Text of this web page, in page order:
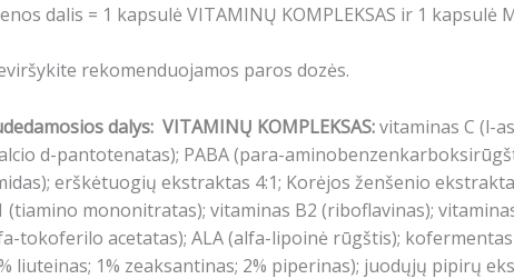
dalis = 1 kapsulė VITAMINŲ KOMPLEKSAS ir 1 kapsulė
rekomenduojamos paros dozės.
dalys: VITAMINŲ KOMPLEKSAS:vitaminas C (l-
d-pantotenatas); PABA (para-
erškėtuogių ekstraktas 4:1; Korėjos ženšenio
(tiamino mononitratas); vitaminas B2 (riboflavinas);
tokoferilo acetatas); ALA (alfa-lipoinė rūgštis);
liuteinas; 1% zeaksantinas; 2% piperinas); juodųjų pipirų